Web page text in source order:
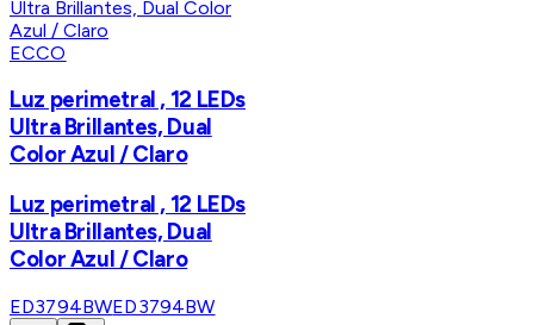
ECCO
Luz perimetral , 12 LEDs
Ultra Brillantes, Dual
Color Azul / Claro
Luz perimetral , 12 LEDs
Ultra Brillantes, Dual
Color Azul / Claro
ED3794BWED3794BW